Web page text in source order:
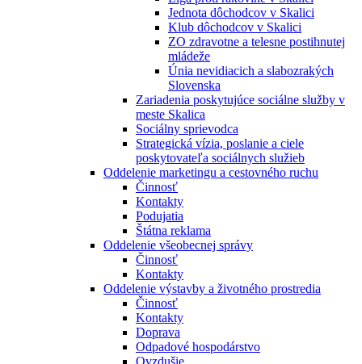
Jednota dôchodcov v Skalici
Klub dôchodcov v Skalici
ZO zdravotne a telesne postihnutej
mládeže
Únia nevidiacich a slabozrakých
Slovenska
Zariadenia poskytujúce sociálne služby v
meste Skalica
Sociálny sprievodca
Strategická vízia, poslanie a ciele
poskytovateľa sociálnych služieb
Oddelenie marketingu a cestovného ruchu
Činnosť
Kontakty
Podujatia
Štátna reklama
Oddelenie všeobecnej správy
Činnosť
Kontakty
Oddelenie výstavby a životného prostredia
Činnosť
Kontakty
Doprava
Odpadové hospodárstvo
Ovzdušie